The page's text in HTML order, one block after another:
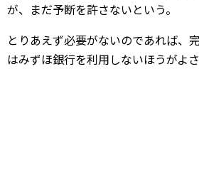
が、まだ予断を許さないという。
とりあえず必要がないのであれば、
はみずほ銀行を利用しないほうがよさ